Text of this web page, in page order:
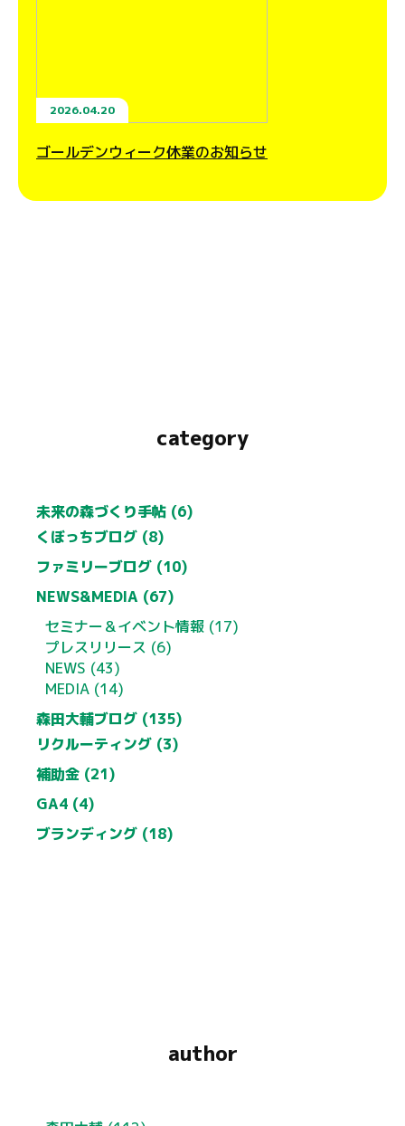
2026.04.20
ゴールデンウィーク休業のお知らせ
category
未来の森づくり手帖 (6)
くぼっちブログ (8)
ファミリーブログ (10)
NEWS&MEDIA (67)
セミナー＆イベント情報 (17)
プレスリリース (6)
NEWS (43)
MEDIA (14)
森田大輔ブログ (135)
リクルーティング (3)
補助金 (21)
GA4 (4)
ブランディング (18)
author